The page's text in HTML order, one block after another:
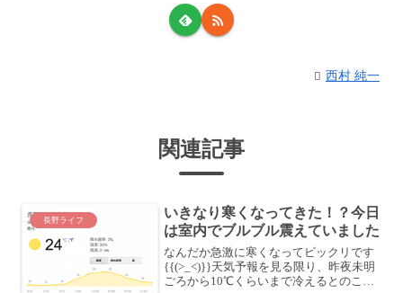
西村 純一
関連記事
長野ライフ
いきなり寒くなってきた！？今日
は室内でブルブル震えていました
なんだか急激に寒くなってビックリです
{{(>_<)}}天気予報を見る限り、昨夜未明
ごろから10℃くらいまで冷えるとのこと